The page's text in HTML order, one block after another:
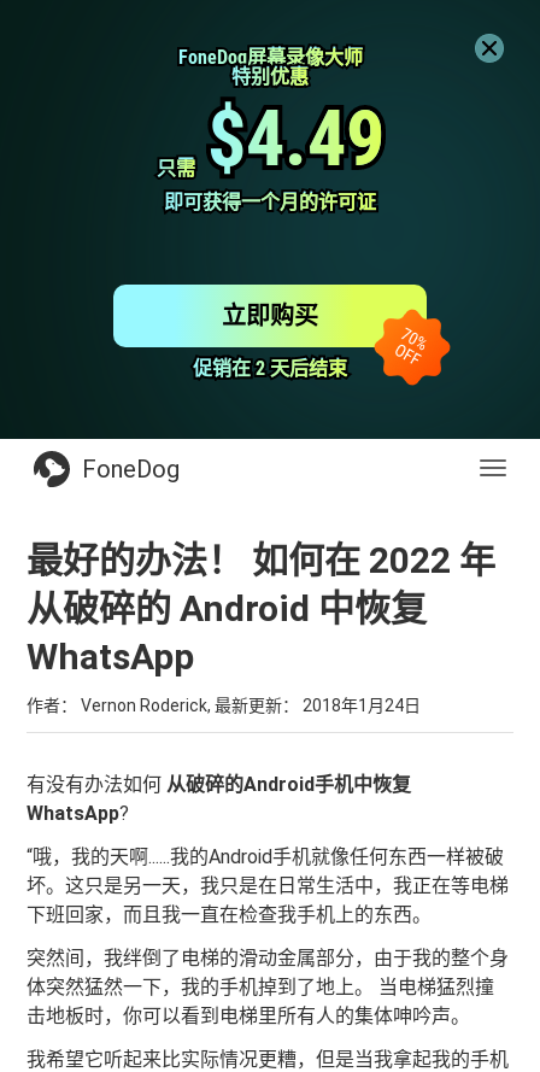
FoneDog屏幕录像大师
FoneDog屏幕录像大师
特别优惠
特别优惠
只需
只需 $4.49
$4.49
即可获得一个月的许可证
即可获得一个月的许可证
促销在 2 天后结束
促销在 2 天后结束
立即购买
FoneDog
最好的办法！ 如何在 2022 年
从破碎的 Android 中恢复
WhatsApp
作者： Vernon Roderick, 最新更新： 2018年1月24日
有没有办法如何 从破碎的Android手机中恢复
WhatsApp?
“哦，我的天啊......我的Android手机就像任何东西一样被破
坏。这只是另一天，我只是在日常生活中，我正在等电梯
下班回家，而且我一直在检查我手机上的东西。
突然间，我绊倒了电梯的滑动金属部分，由于我的整个身
体突然猛然一下，我的手机掉到了地上。 当电梯猛烈撞
击地板时，你可以看到电梯里所有人的集体呻吟声。
我希望它听起来比实际情况更糟，但是当我拿起我的手机